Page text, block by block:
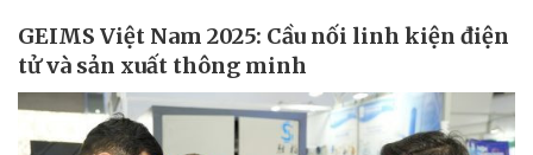
GEIMS Việt Nam 2025: Cầu nối linh kiện điện
tử và sản xuất thông minh